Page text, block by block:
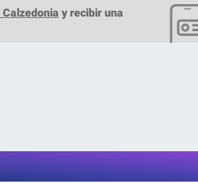
y recibir una